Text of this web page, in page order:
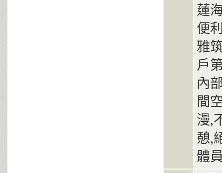
蓮
便
雅
戶
內
間
漫,
憩,
體